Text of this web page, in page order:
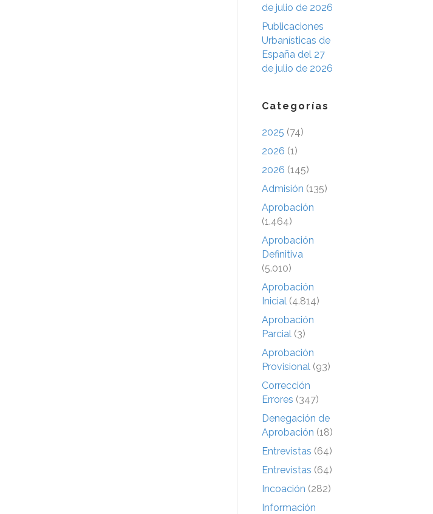
de julio de 2026
Publicaciones
Urbanísticas de
España del 27
de julio de 2026
Categorías
2025 (74)
2026 (1)
2026 (145)
Admisión (135)
Aprobación
(1.464)
Aprobación
Definitiva
(5.010)
Aprobación
Inicial (4.814)
Aprobación
Parcial (3)
Aprobación
Provisional (93)
Corrección
Errores (347)
Denegación de
Aprobación (18)
Entrevistas (64)
Entrevistas (64)
Incoación (282)
Información